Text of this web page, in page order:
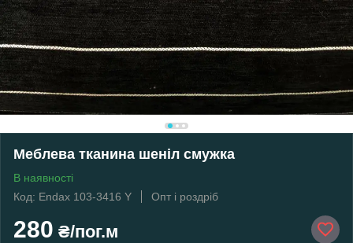
Меблева тканина шеніл смужка
В наявності
Код: Endax 103-3416 Y
Опт і роздріб
280 ₴/пог.м